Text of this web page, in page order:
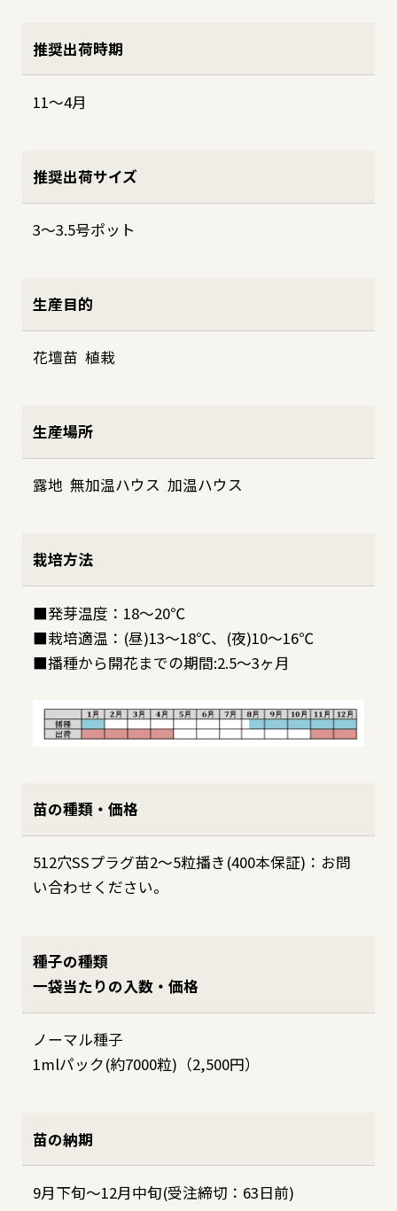
推奨出荷時期
11～4月
推奨出荷サイズ
3～3.5号ポット
生産目的
花壇苗 植栽
生産場所
露地 無加温ハウス 加温ハウス
栽培方法
■発芽温度：18～20℃
■栽培適温：(昼)13～18℃、(夜)10～16℃
■播種から開花までの期間:2.5～3ヶ月
苗の種類・価格
512穴SSプラグ苗2～5粒播き(400本保証)：お問
い合わせください。
種子の種類
一袋当たりの入数・価格
ノーマル種子
1mlパック(約7000粒)（2,500円）
苗の納期
9月下旬～12月中旬(受注締切：63日前)